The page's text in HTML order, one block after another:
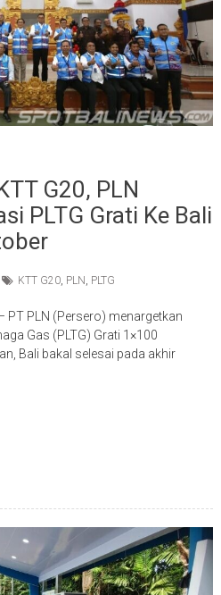
G20, PLN
PLTG Grati Ke Bali
KTT G20, PLN PLTG
PT PLN (Persero) menargetkan
Gas (PLTG) Grati 1×100
Bali bakal selesai pada akhir